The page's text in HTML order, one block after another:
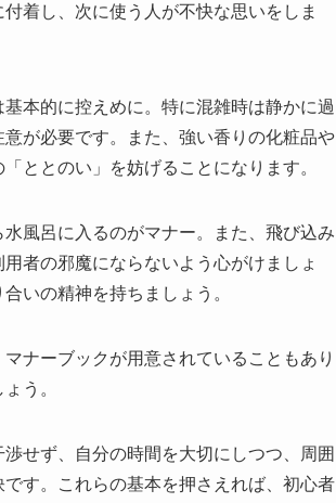
着し、次に使う人が不快な思いをしま
本的に控えめに。特に混雑時は静かに過
が必要です。また、強い香りの化粧品や
ととのい」を妨げることになります。
風呂に入るのがマナー。また、飛び込み
者の邪魔にならないよう心がけましょ
いの精神を持ちましょう。
ナーブックが用意されていることもあり
う。
せず、自分の時間を大切にしつつ、周囲
す。これらの基本を押さえれば、初心者